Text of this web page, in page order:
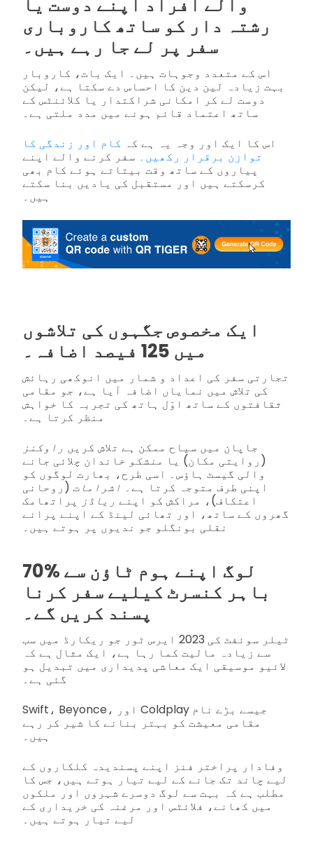
والے افراد اپنے دوست یا
رشتہ دار کو ساتھ کاروباری
سفر پر لے جا رہے ہیں۔
اس کے متعدد وجوہات ہیں۔ ایک بات، کاروبار
بہت زیادہ لین دین کا احساس دے سکتا ہے، لیکن
دوست لے کر امکانی شراکتدار یا کلائنٹس کے
ساتھ اعتماد قائم ہونے میں مدد ملتی ہے۔
اس کا ایک اور وجہ یہ ہے کہ کام اور زندگی کا
توازن برقرار رکھیں۔ سفر کرنے والے اپنے
پیاروں کے ساتھ وقت بیتاتے ہوئے کام بھی
کرسکتے ہیں اور مستقبل کی یادیں بنا سکتے
ہیں۔
ایک مخصوص جگہوں کی تلاشوں
میں 125 فیصد اضافہ۔
تجارتی سفر کی اعداد و شمار میں انوکھی رہائش
کی تلاش میں نمایاں اضافہ آیا ہے، جو مقامی
ثقافتوں کے ساتھ اوّل ہاتھ کی تجربہ کا خواہش
منظر کرتا ہے۔
جاپان میں سیاح ممکن ہے تلاش کریں راوکنز
(روایتی مکان) یا منشکو خاندان چلائی جانے
والی گیسٹ ہاؤس۔ اسی طرح، بھارت لوگوں کو
اپنی طرف متوجہ کرتا ہے۔ اشرامات (روحانی
اعتکاف)، مراکش کو اپنے ریاڈز پراتھامک
گھروں کے ساتھ، اور تھائی لینڈ کے اپنے پرانے
نقلی بونگلو جو ندیوں پر ہوتے ہیں۔
70% لوگ اپنے ہوم ٹاؤن سے
باہر کنسرٹ کیلیے سفر کرنا
پسند کریں گے۔
ٹیلر سوئفٹ کی 2023 ایرس ٹور جو ریکارڈ میں سب
سے زیادہ مالیت کما رہا ہے، ایک مثال ہے کہ
لائیو موسیقی ایک معاشی پدیداری میں تبدیل ہو
گئی ہے۔
Swift، Beyonce، اور Coldplay جیسے بڑے نام
مقامی معیشت کو بہتر بنانے کا شیر کر رہے
ہیں۔
وفادار پراختر فنز اپنے پسندیدہ کلکاروں کے
لیے چاند تک جانے کے لیے تیار ہوتے ہیں، جس کا
مطلب ہے کہ بہت سے لوگ دوسرے شہروں اور ملکوں
میں کھانے، فلائٹس اور مرغنہ کی خریداری کے
لیے تیار ہوتے ہیں۔